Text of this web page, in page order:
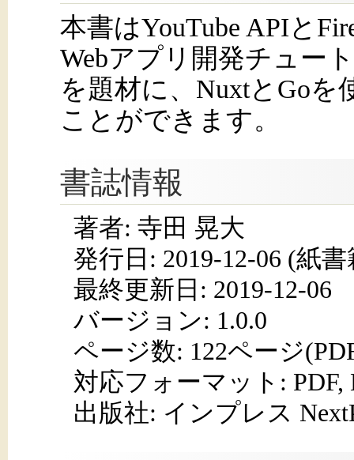
本書はYouTube APIと
Webアプリ開発チュー
を題材に、NuxtとGo
ことができます。
書誌情報
著者: 寺田 晃大
発行日: 2019-12-06 (紙書
最終更新日: 2019-12-06
バージョン: 1.0.0
ページ数: 122ページ
対応フォーマット: PDF,
出版社: インプレス